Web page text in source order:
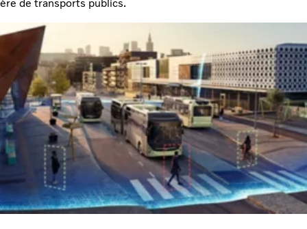
ère de transports publics.